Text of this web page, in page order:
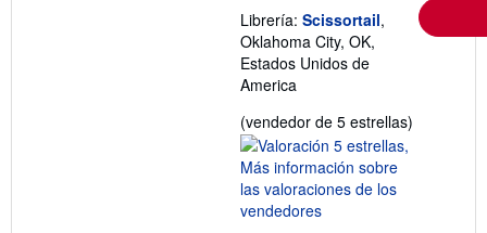
Librería: Scissortail,
Oklahoma City, OK,
Estados Unidos de
America
(vendedor de 5 estrellas)